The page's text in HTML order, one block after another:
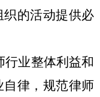
的活动提供必
行业整体利益和
律，规范律师